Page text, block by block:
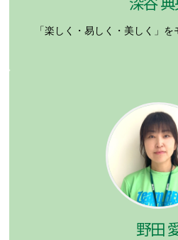
「楽しく・易しく・美しく」
野田